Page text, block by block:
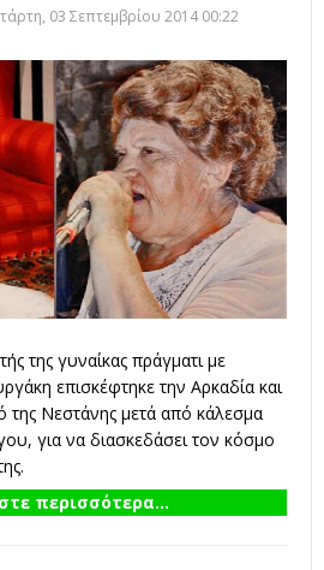
03 Σεπτεμβρίου 2014 00:22
της γυναίκας πράγματι με
επισκέφτηκε την Αρκαδία και
της Νεστάνης μετά από κάλεσμα
για να διασκεδάσει τον κόσμο
περισσότερα...